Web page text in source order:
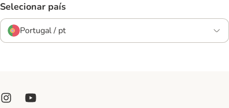
Selecionar país
Portugal / pt